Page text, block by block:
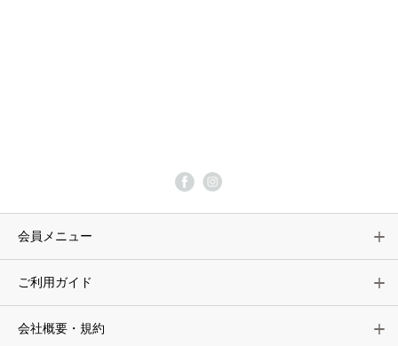
会員メニュー
ご利用ガイド
会社概要・規約